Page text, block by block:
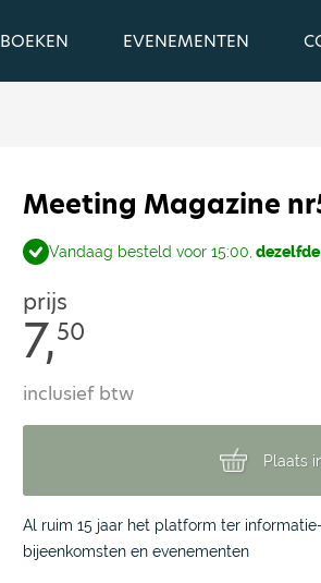
BOEKEN EVENEMENTEN
Meeting Magazine
Vandaag besteld voor 15:00,
prijs
7,50
inclusief btw
Plaats
Al ruim 15 jaar het platform ter
bijeenkomsten en evenementen